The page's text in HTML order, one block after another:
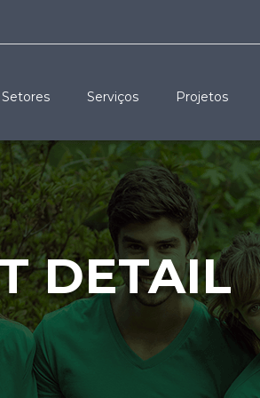
Setores Serviços Projetos
DETAIL